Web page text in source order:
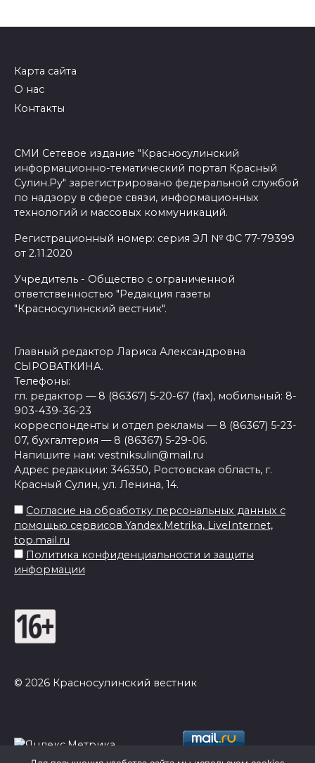
Карта сайта
О нас
Контакты
СМИ Сетевое издание "Красносулинский
информационно-тематический портал Красный
Сулин.Ру" зарегистрировано федеральной службой
по надзору в сфере связи, информационных
технологий и массовых коммуникаций.
Регистрационный номер: серия ЭЛ № ФС 77-79399
от 2.11.2020
Учредитель - Общество с ограниченной
ответственностью "Редакция газеты
"Красносулинский вестник".
Главный редактор Лариса Александровна
СЫРОВАТКИНА.
Телефоны:
гл. редактор — 8 (86367) 5-20-67 (fax), мобильный: 8-
903-439-36-23
корреспонденты и отдел рекламы — 8 (86367) 5-23-
07, бухгалтерия — 8 (86367) 5-29-06.
Напишите нам: vestniksulin@mail.ru
Адрес редакции: 346350, Ростовская область, г.
Красный Сулин, ул. Ленина, 14.
Согласие на обработку персональных данных с
помощью сервисов Yandex.Metrika, LiveInternet,
top.mail.ru
Политика конфиденциальности и защиты
информации
© 2026 Красносулинский вестник